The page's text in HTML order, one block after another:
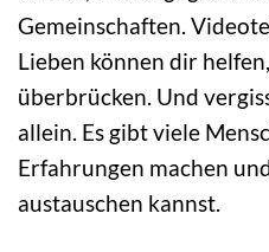
Gemeinschaften.
Lieben können dir
überbrücken. Und
allein. Es gibt viele
Erfahrungen machen
austauschen kannst.